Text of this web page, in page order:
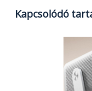
Kapcsolódó